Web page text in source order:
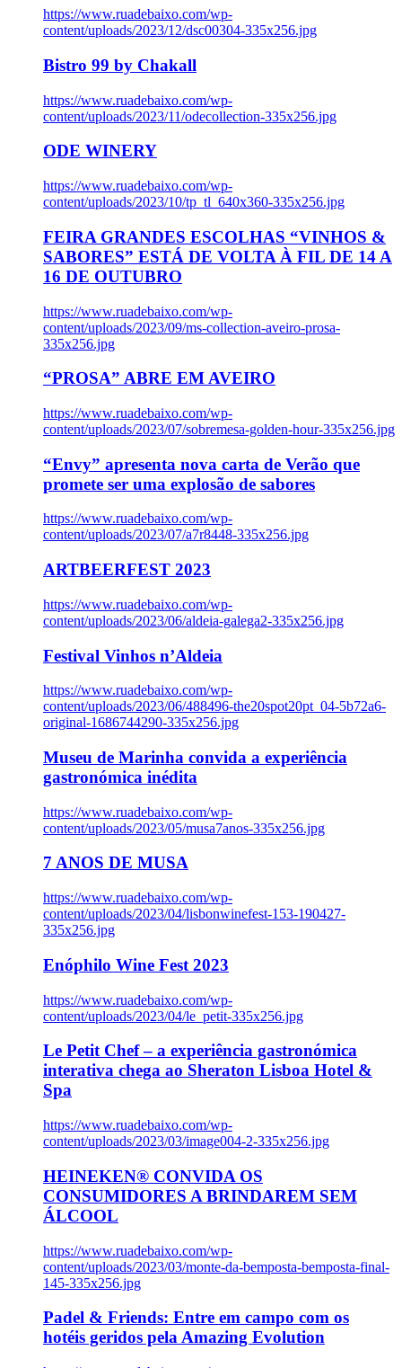
https://www.ruadebaixo.com/wp-
content/uploads/2023/12/dsc00304-335x256.jpg
Bistro 99 by Chakall
https://www.ruadebaixo.com/wp-
content/uploads/2023/11/odecollection-335x256.jpg
ODE WINERY
https://www.ruadebaixo.com/wp-
content/uploads/2023/10/tp_tl_640x360-335x256.jpg
FEIRA GRANDES ESCOLHAS “VINHOS &
SABORES” ESTÁ DE VOLTA À FIL DE 14 A
16 DE OUTUBRO
https://www.ruadebaixo.com/wp-
content/uploads/2023/09/ms-collection-aveiro-prosa-
335x256.jpg
“PROSA” ABRE EM AVEIRO
https://www.ruadebaixo.com/wp-
content/uploads/2023/07/sobremesa-golden-hour-335x256.jpg
“Envy” apresenta nova carta de Verão que
promete ser uma explosão de sabores
https://www.ruadebaixo.com/wp-
content/uploads/2023/07/a7r8448-335x256.jpg
ARTBEERFEST 2023
https://www.ruadebaixo.com/wp-
content/uploads/2023/06/aldeia-galega2-335x256.jpg
Festival Vinhos n’Aldeia
https://www.ruadebaixo.com/wp-
content/uploads/2023/06/488496-the20spot20pt_04-5b72a6-
original-1686744290-335x256.jpg
Museu de Marinha convida a experiência
gastronómica inédita
https://www.ruadebaixo.com/wp-
content/uploads/2023/05/musa7anos-335x256.jpg
7 ANOS DE MUSA
https://www.ruadebaixo.com/wp-
content/uploads/2023/04/lisbonwinefest-153-190427-
335x256.jpg
Enóphilo Wine Fest 2023
https://www.ruadebaixo.com/wp-
content/uploads/2023/04/le_petit-335x256.jpg
Le Petit Chef – a experiência gastronómica
interativa chega ao Sheraton Lisboa Hotel &
Spa
https://www.ruadebaixo.com/wp-
content/uploads/2023/03/image004-2-335x256.jpg
HEINEKEN® CONVIDA OS
CONSUMIDORES A BRINDAREM SEM
ÁLCOOL
https://www.ruadebaixo.com/wp-
content/uploads/2023/03/monte-da-bemposta-bemposta-final-
145-335x256.jpg
Padel & Friends: Entre em campo com os
hotéis geridos pela Amazing Evolution